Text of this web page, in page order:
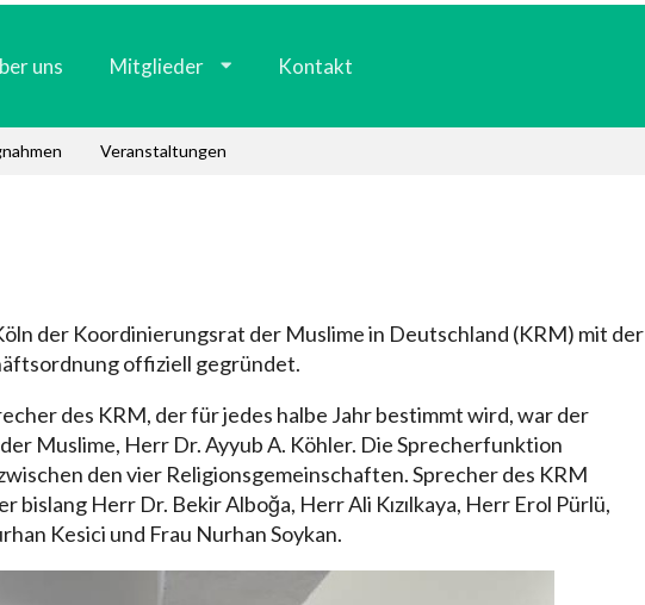
uns Mitglieder Kontakt
Veranstaltungen
der Koordinierungsrat der Muslime in Deutschland (KRM) mit der
offiziell gegründet.
des KRM, der für jedes halbe Jahr bestimmt wird, war der
Muslime, Herr Dr. Ayyub A. Köhler. Die Sprecherfunktion
den vier Religionsgemeinschaften. Sprecher des KRM
bislang Herr Dr. Bekir Alboğa, Herr Ali Kızılkaya, Herr Erol Pürlü,
Kesici und Frau Nurhan Soykan.